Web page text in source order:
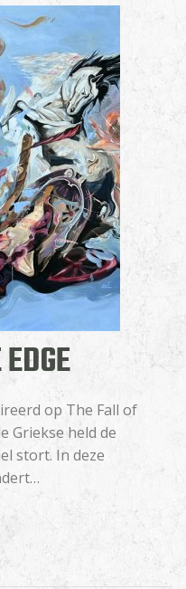
op The Fall of
Griekse held de
stort. In deze